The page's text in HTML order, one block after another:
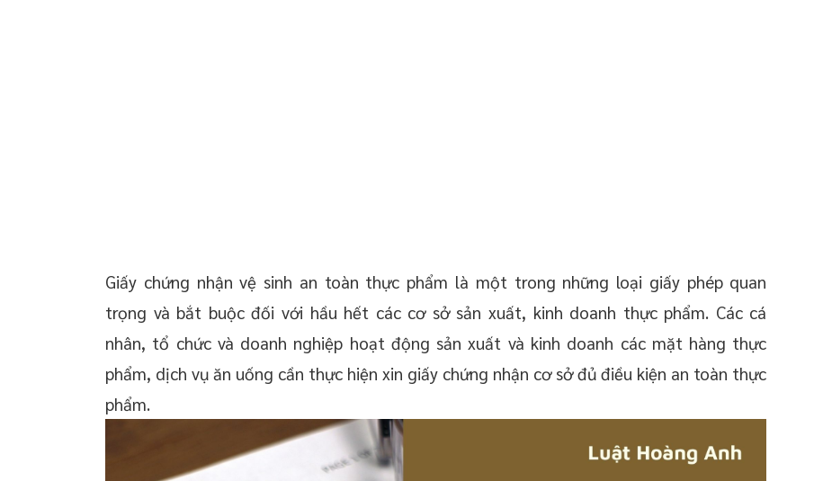
Giấy chứng nhận vệ sinh an toàn thực phẩm là một trong những loại giấy phép quan
trọng và bắt buộc đối với hầu hết các cơ sở sản xuất, kinh doanh thực phẩm. Các cá
nhân, tổ chức và doanh nghiệp hoạt động sản xuất và kinh doanh các mặt hàng thực
phẩm, dịch vụ ăn uống cần thực hiện xin giấy chứng nhận cơ sở đủ điều kiện an toàn thực
phẩm.